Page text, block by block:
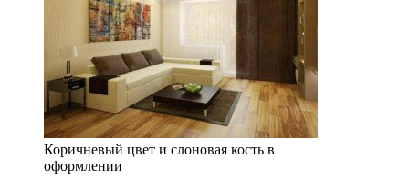
Коричневый цвет и слоновая кость в
оформлении